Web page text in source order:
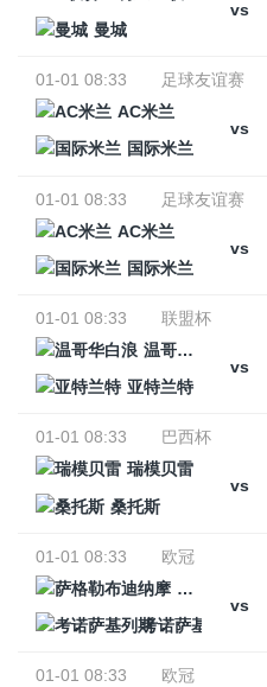
vs
曼城
01-01 08:33
足球友谊赛
AC米兰
vs
国际米兰
01-01 08:33
足球友谊赛
AC米兰
vs
国际米兰
01-01 08:33
联盟杯
温哥华白浪
vs
亚特兰特
01-01 08:33
巴西杯
瑞模贝雷
vs
桑托斯
01-01 08:33
欧冠
萨格勒布迪
vs
考诺萨基列斯
01-01 08:33
欧冠